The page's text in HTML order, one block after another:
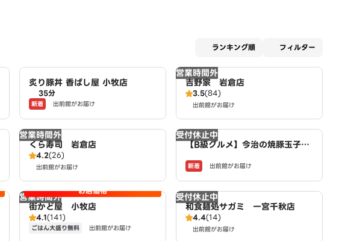
ランキング順 フィルター
炙り豚丼 香ばし屋 小牧店
35分
新着 出前館がお届け
営業時間外
吉野家 岩倉店
3.5(84)
出前館がお届け
営業時間外
くら寿司 岩倉店
4.2(26)
出前館がお届け
受付休止中
【B級グルメ】今治の焼豚玉子飯
新着 出前館がお届け
営業時間外 お店価格
街かど屋 小牧店
4.1(141)
ごはん大盛り無料 出前館がお届け
受付休止中
和食麺処サガミ 一宮千秋店
4.4(14)
出前館がお届け